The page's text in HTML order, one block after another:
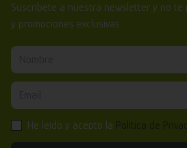
Suscríbete a nuestra newsletter y no
y promociones exclusivas.
He leído y acepto la